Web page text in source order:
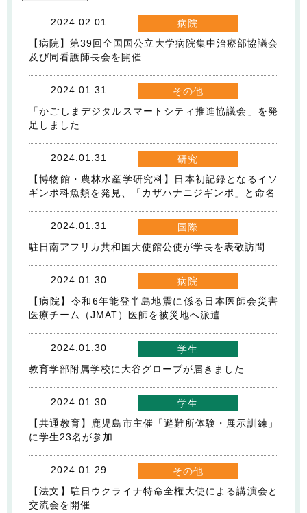
2024.02.01
病院
【病院】第39回全国国公立大学病院集中治療部協議会
及び同看護師長会を開催
2024.01.31
その他
「かごしまデジタルスマートシティ推進協議会」を発
足しました
2024.01.31
研究
【博物館・農林水産学研究科】日本初記録となるイソ
ギンポ科魚類を発見、「カザハナニジギンポ」と命名
2024.01.31
国際
駐日南アフリカ共和国大使館公使が学長を表敬訪問
2024.01.30
病院
【病院】令和6年能登半島地震に係る日本医師会災害
医療チーム（JMAT）医師を被災地へ派遣
2024.01.30
学生
教育学部附属学校に大谷グローブが届きました
2024.01.30
学生
【共通教育】鹿児島市主催「避難所体験・展示訓練」
に学生23名が参加
2024.01.29
その他
【法文】駐日ウクライナ特命全権大使による講演会と
交流会を開催